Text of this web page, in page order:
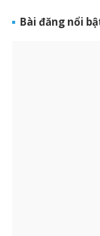
Bài đăng nổi